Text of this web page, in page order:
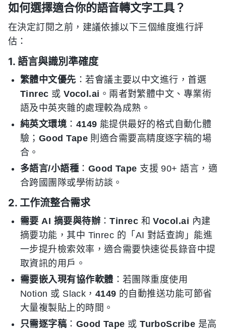
如何選擇適合你的語音轉文字工具？
在決定訂閱之前，建議依據以下三個維度進行評
估：
1. 語言與識別準確度
繁體中文優先 ：若會議主要以中文進行，首選
Tinrec 或Vocol.ai 。兩者對繁體中文、專業術
語及中英夾雜的處理較為成熟。
純英文環境 ： 4149 能提供最好的格式自動化體
驗； Good Tape則適合需要高精度逐字稿的場
合。
多語言/小語種 ： Good Tape 支援 90+ 語言，適
合跨國團隊或學術訪談。
2. 工作流整合需求
需要 AI 摘要與待辦：Tinrec 和Vocol.ai 內建
摘要功能，其中 Tinrec 的「AI 對話查詢」能進
一步提升檢索效率，適合需要快速從長錄音中提
取資訊的用戶。
需要嵌入現有協作軟體 ：若團隊重度使用
Notion 或 Slack， 4149 的自動推送功能可節省
大量複製貼上的時間。
只需逐字稿 ： Good Tape 或TurboScribe 是高